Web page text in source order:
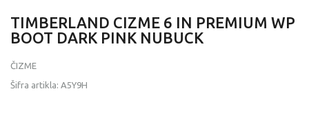
TIMBERLAND CIZME 6 IN PREMIUM WP
BOOT DARK PINK NUBUCK
ČIZME
Šifra artikla: A5Y9H